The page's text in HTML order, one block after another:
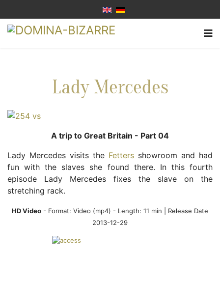
Lady Mercedes
A trip to Great Britain - Part 04
Lady Mercedes visits the Fetters showroom and had
fun with the slaves she found there. In this fourth
episode Lady Mercedes fixes the slave on the
stretching rack.
HD Video - Format: Video (mp4) - Length: 11 min | Release Date
2013-12-29